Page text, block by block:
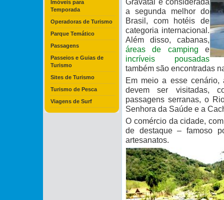
Imóveis para
Temporada
Operadoras de Turismo
Parque Temático
Passagens
Passeios e Guias de
Turismo
Sites de Turismo
Turismo de Pesca
Viagens de Surf
a segunda melhor do
Brasil, com hotéis de
categoria internacional.
Além disso, cabanas,
áreas de camping e
incríveis pousadas
também são encontradas
Em meio a esse cenário,
devem ser visitadas,
passagens serranas, o
Senhora da Saúde e a
O comércio da cidade,
de destaque – famoso
artesanatos.